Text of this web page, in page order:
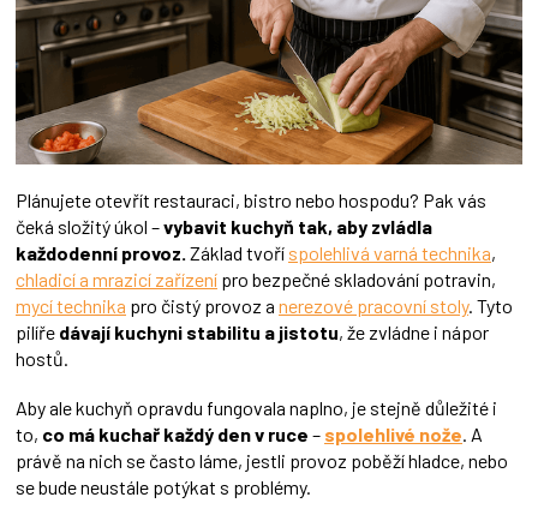
Plánujete otevřít restauraci, bistro nebo hospodu? Pak vás
čeká složitý úkol –vybavit kuchyň tak, aby zvládla
každodenní provoz. Základ tvoří spolehlivá varná technika,
chladicí a mrazicí zařízení pro bezpečné skladování potravin,
mycí technika pro čistý provoz a nerezové pracovní stoly. Tyto
pilíře dávají kuchyni stabilitu a jistotu, že zvládne i nápor
hostů.
Aby ale kuchyň opravdu fungovala naplno, je stejně důležité i
to, co má kuchař každý den v ruce – spolehlivé nože. A
právě na nich se často láme, jestli provoz poběží hladce, nebo
se bude neustále potýkat s problémy.